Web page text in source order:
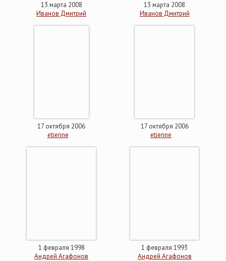
13 марта 2008
Иванов Дмитрий
13 марта 2008
Иванов Дмитрий
17 октября 2006
etienne
17 октября 2006
etienne
1 февраля 1998
Андрей Агафонов
1 февраля 1993
Андрей Агафонов